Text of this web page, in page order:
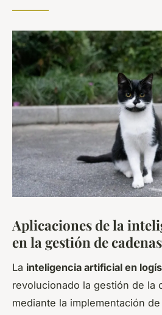
Aplicaciones de la
en la gestión de
La inteligencia artificial en
revolucionado la gestión de la
mediante la implementación